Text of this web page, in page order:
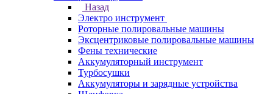
Назад
Электро инструмент
Роторные полировальные машины
Эксцентриковые полировальные машины
Фены технические
Аккумуляторный инструмент
Турбосушки
Аккумуляторы и зарядные устройства